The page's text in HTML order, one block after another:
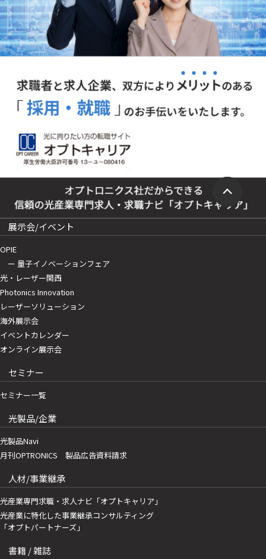
展示会/イベント
OPIE
ー 量子イノベーションフェア
光・レーザー関西
Photonics Innovation
レーザーソリューション
海外展示会
イベントカレンダー
オンライン展示会
セミナー
セミナー一覧
光製品/企業
光製品Navi
月刊OPTRONICS 製品広告資料請求
人材/事業継承
光産業専門求職・求人ナビ「オプトキャリア」
光産業に特化した事業継承コンサルティング
「オプトパートナーズ」
書籍 / 雑誌